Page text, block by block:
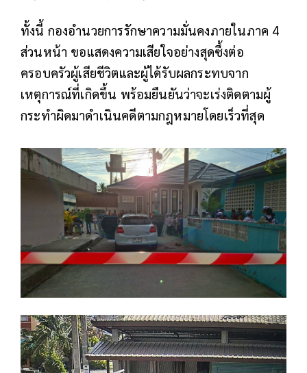
ทั้งนี้ กองอำนวยการรักษาความมั่นคงภายในภาค 4
ส่วนหน้า ขอแสดงความเสียใจอย่างสุดซึ้งต่อ
ครอบครัวผู้เสียชีวิตและผู้ได้รับผลกระทบจาก
เหตุการณ์ที่เกิดขึ้น พร้อมยืนยันว่าจะเร่งติดตามผู้
กระทำผิดมาดำเนินคดีตามกฎหมายโดยเร็วที่สุด